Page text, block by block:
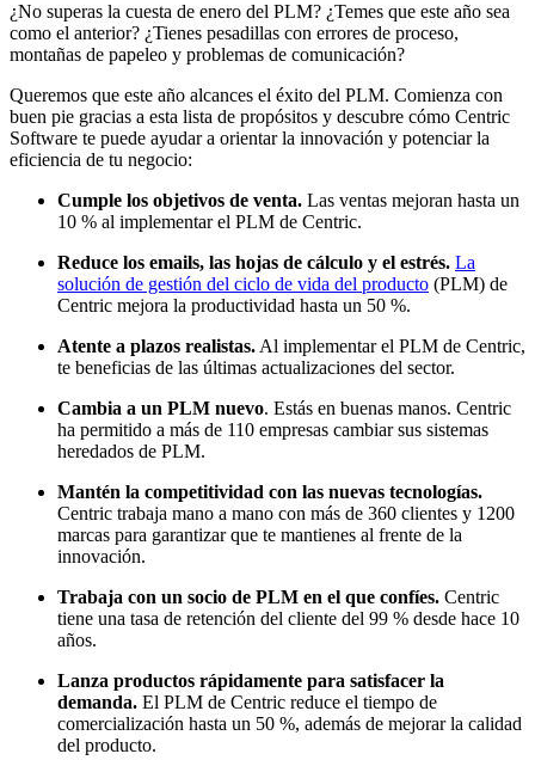
¿No superas la cuesta de enero del PLM? ¿Temes que este año sea
como el anterior? ¿Tienes pesadillas con errores de proceso,
montañas de papeleo y problemas de comunicación?
Queremos que este año alcances el éxito del PLM. Comienza con
buen pie gracias a esta lista de propósitos y descubre cómo Centric
Software te puede ayudar a orientar la innovación y potenciar la
eficiencia de tu negocio:
Cumple los objetivos de venta. Las ventas mejoran hasta un
10 % al implementar el PLM de Centric.
Reduce los emails, las hojas de cálculo y el estrés. La
solución de gestión del ciclo de vida del producto (PLM) de
Centric mejora la productividad hasta un 50 %.
Atente a plazos realistas. Al implementar el PLM de Centric,
te beneficias de las últimas actualizaciones del sector.
Cambia a un PLM nuevo. Estás en buenas manos. Centric
ha permitido a más de 110 empresas cambiar sus sistemas
heredados de PLM.
Mantén la competitividad con las nuevas tecnologías.
Centric trabaja mano a mano con más de 360 clientes y 1200
marcas para garantizar que te mantienes al frente de la
innovación.
Trabaja con un socio de PLM en el que confíes. Centric
tiene una tasa de retención del cliente del 99 % desde hace 10
años.
Lanza productos rápidamente para satisfacer la
demanda. El PLM de Centric reduce el tiempo de
comercialización hasta un 50 %, además de mejorar la calidad
del producto.